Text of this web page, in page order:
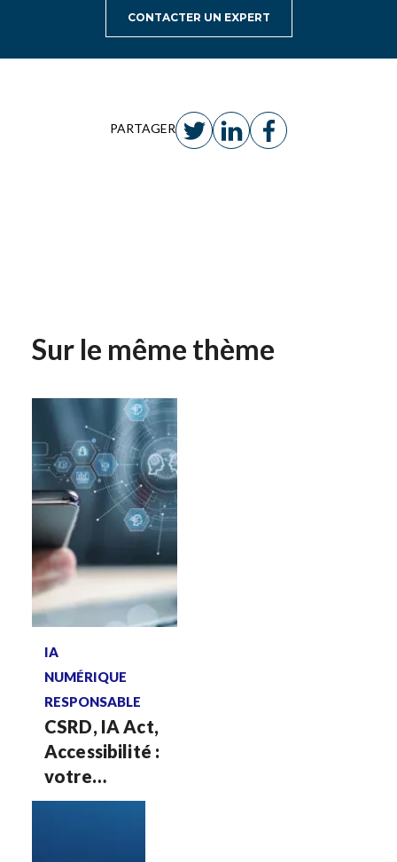
CONTACTER UN EXPERT
PARTAGER
Sur le même thème
CSRD, IA Act,
Accessibilité :
votre
système
IA
NUMÉRIQUE
RESPONSABLE